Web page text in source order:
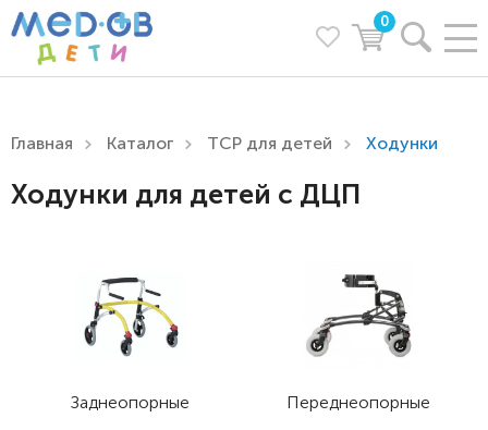
0
Главная Каталог ТСР для детей Ходунки
Ходунки для детей с ДЦП
Заднеопорные Переднеопорные